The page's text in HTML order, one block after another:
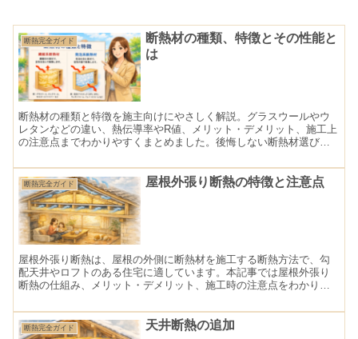
断熱完全ガイド
断熱材の種類、特徴とその性能と
は
断熱材の種類と特徴を施主向けにやさしく解説。グラスウールやウ
レタンなどの違い、熱伝導率やR値、メリット・デメリット、施工上
の注意点までわかりやすくまとめました。後悔しない断熱材選びの
断熱完全ガイド 屋根外張り断熱の特徴と注意点
屋根外張り断熱は、屋根の外側に断熱材を施工する断熱方法で、勾
配天井やロフトのある住宅に適しています。本記事では屋根外張り
断熱の仕組み、メリット・デメリット、施工時の注意点をわかりや
断熱完全ガイド 天井断熱の追加